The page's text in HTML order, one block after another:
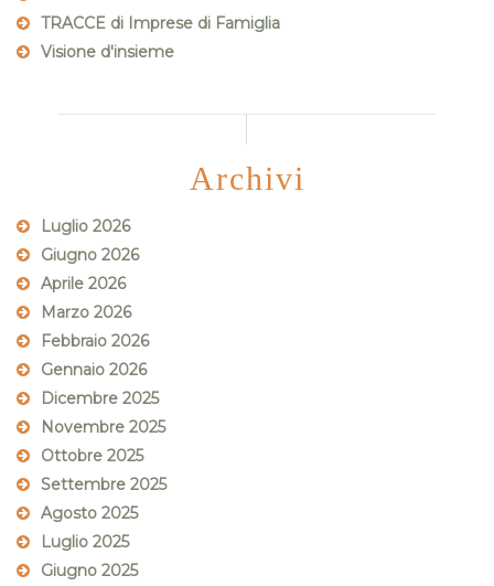
TRACCE di Imprese di Famiglia
Visione d'insieme
Archivi
Luglio 2026
Giugno 2026
Aprile 2026
Marzo 2026
Febbraio 2026
Gennaio 2026
Dicembre 2025
Novembre 2025
Ottobre 2025
Settembre 2025
Agosto 2025
Luglio 2025
Giugno 2025